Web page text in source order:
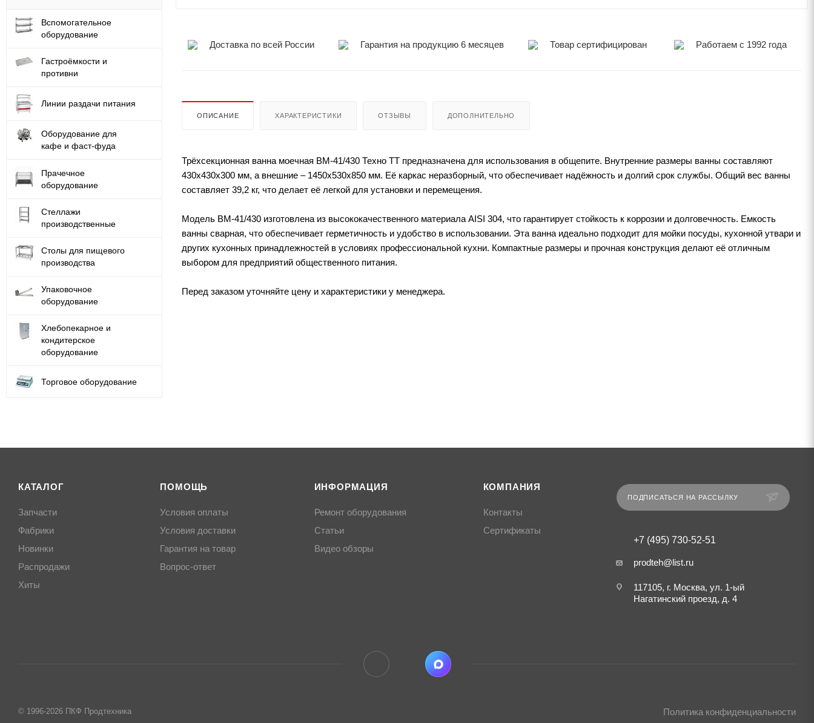
Доставка по всей России Гарантия на продукцию 6 месяцев Товар сертифицирован Работаем с 1992 года
ОПИСАНИЕ ХАРАКТЕРИСТИКИ ОТЗЫВЫ ДОПОЛНИТЕЛЬНО
Трёхсекционная ванна моечная ВМ-41/430 Техно ТТ предназначена для использования в общепите. Внутренние размеры ванны составляют
430х430х300 мм, а внешние – 1450x530x850 мм. Её каркас неразборный, что обеспечивает надёжность и долгий срок службы. Общий вес ванны
составляет 39,2 кг, что делает её легкой для установки и перемещения.
Модель ВМ-41/430 изготовлена из высококачественного материала AISI 304, что гарантирует стойкость к коррозии и долговечность. Емкость
ванны сварная, что обеспечивает герметичность и удобство в использовании. Эта ванна идеально подходит для мойки посуды, кухонной утвари и
других кухонных принадлежностей в условиях профессиональной кухни. Компактные размеры и прочная конструкция делают её отличным
выбором для предприятий общественного питания.
Перед заказом уточняйте цену и характеристики у менеджера.
Вспомогательное
оборудование
Гастроёмкости и
противни
Линии раздачи питания
Оборудование для
кафе и фаст-фуда
Прачечное
оборудование
Стеллажи
производственные
Столы для пищевого
производства
Упаковочное
оборудование
Хлебопекарное и
кондитерское
оборудование
Торговое оборудование
КАТАЛОГ
Запчасти
Фабрики
Новинки
Распродажи
Хиты
ПОМОЩЬ
Условия оплаты
Условия доставки
Гарантия на товар
Вопрос-ответ
ИНФОРМАЦИЯ
Ремонт оборудования
Статьи
Видео обзоры
КОМПАНИЯ
Контакты
Сертификаты
ПОДПИСАТЬСЯ НА РАССЫЛКУ
+7 (495) 730-52-51
prodteh@list.ru
117105, г. Москва, ул. 1-ый
Нагатинский проезд, д. 4
Политика конфиденциальности
© 1996-2026 ПКФ Продтехника